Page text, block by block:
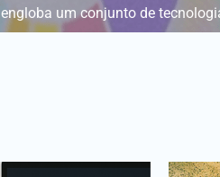
engloba um conjunto de